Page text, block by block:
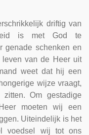
driftig van
is met God te
genade schenken en
van de Heer uit
weet dat hij een
wijze vraagt,
Om gestadige
moeten wij een
Uiteindelijk is het
voedsel wij tot ons